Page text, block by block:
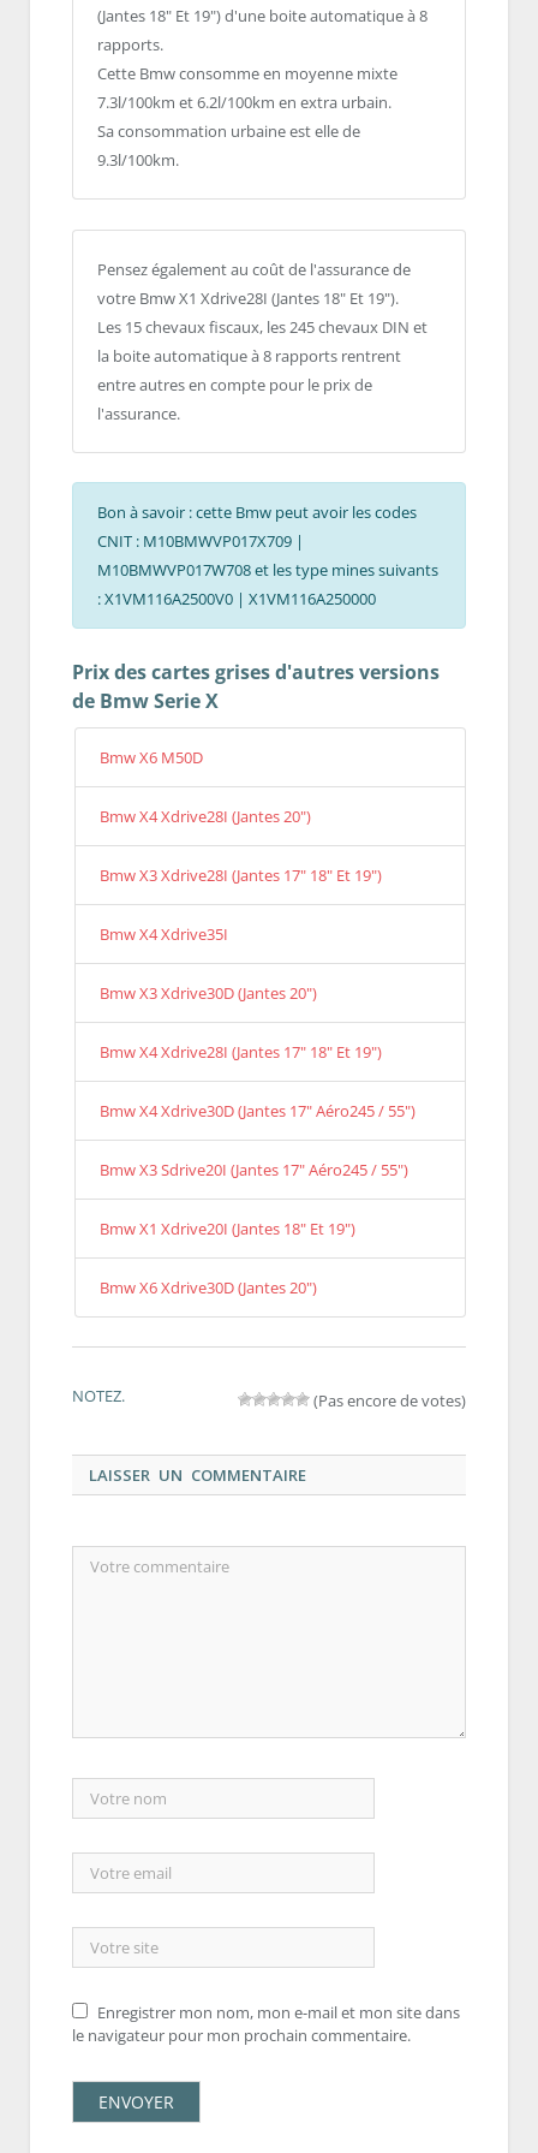
(Jantes 18" Et 19") d'une boite automatique à 8
rapports.
Cette Bmw consomme en moyenne mixte
7.3l/100km et 6.2l/100km en extra urbain.
Sa consommation urbaine est elle de
9.3l/100km.
Pensez également au coût de l'assurance de
votre Bmw X1 Xdrive28I (Jantes 18" Et 19").
Les 15 chevaux fiscaux, les 245 chevaux DIN et
la boite automatique à 8 rapports rentrent
entre autres en compte pour le prix de
l'assurance.
Bon à savoir : cette Bmw peut avoir les codes
CNIT : M10BMWVP017X709 |
M10BMWVP017W708 et les type mines suivants
: X1VM116A2500V0 | X1VM116A250000
Prix des cartes grises d'autres versions
de Bmw Serie X
Bmw X6 M50D
Bmw X4 Xdrive28I (Jantes 20")
Bmw X3 Xdrive28I (Jantes 17" 18" Et 19")
Bmw X4 Xdrive35I
Bmw X3 Xdrive30D (Jantes 20")
Bmw X4 Xdrive28I (Jantes 17" 18" Et 19")
Bmw X4 Xdrive30D (Jantes 17" Aéro245 / 55")
Bmw X3 Sdrive20I (Jantes 17" Aéro245 / 55")
Bmw X1 Xdrive20I (Jantes 18" Et 19")
Bmw X6 Xdrive30D (Jantes 20")
NOTEZ. (Pas encore de votes)
LAISSER UN COMMENTAIRE
Enregistrer mon nom, mon e-mail et mon site dans
le navigateur pour mon prochain commentaire.